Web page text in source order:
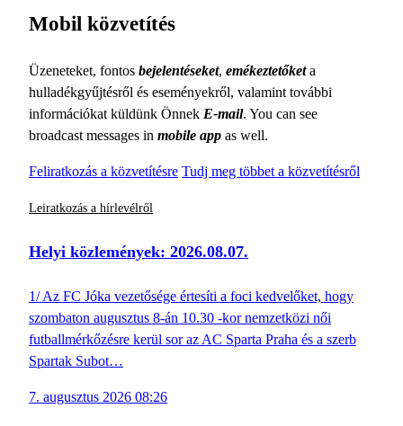
Mobil közvetítés
Üzeneteket, fontos bejelentéseket, emékeztetőketa
hulladékgyűjtésről és eseményekről, valamint további
információkat küldünk Önnek E-mail. You can see
broadcast messages in mobile app as well.
Feliratkozás a közvetítésre Tudj meg többet a közvetítésről
Leiratkozás a hírlevélről
Helyi közlemények: 2026.08.07.
1/ Az FC Jóka vezetősége értesíti a foci kedvelőket, hogy
szombaton augusztus 8-án 10.30 -kor nemzetközi női
futballmérkőzésre kerül sor az AC Sparta Praha és a szerb
Spartak Subot…
7. augusztus 2026 08:26